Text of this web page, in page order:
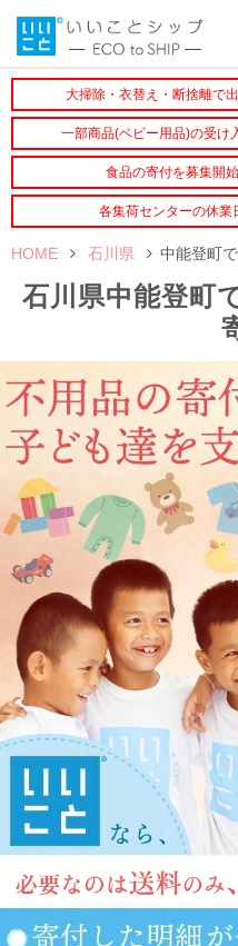
大掃除・衣替え・断捨離で
一部商品(ベビー用品)の受け
食品の寄付を募集開
各集荷センターの休業
HOME 石川県 中能登町
石川県中能登町